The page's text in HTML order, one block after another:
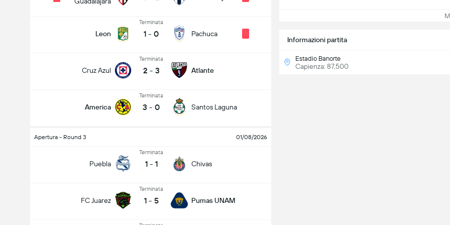
Leon
Terminata
1 - 0 Pachuca
Cruz Azul
Terminata
2 - 3 Atlante
America
Terminata
3 - 0 Santos Laguna
Apertura - Round 3 01/08/2026
Puebla
Terminata
1 - 1 Chivas
FC Juarez
Terminata
1 - 5 Pumas UNAM
Informazioni partita
Estadio Banorte
Capienza: 87,500